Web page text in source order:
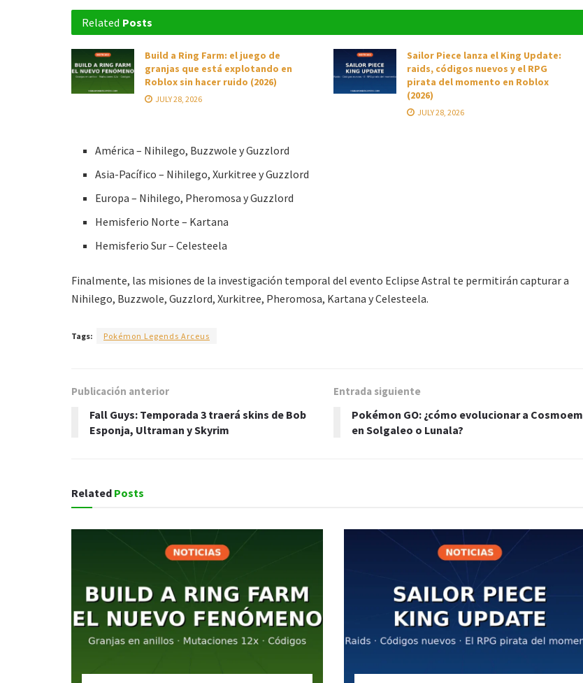
Related Posts
Build a Ring Farm: el juego de
granjas que está explotando en
Roblox sin hacer ruido (2026)
JULY 28, 2026
Sailor Piece lanza el King Update:
raids, códigos nuevos y el RPG
pirata del momento en Roblox
(2026)
JULY 28, 2026
América – Nihilego, Buzzwole y Guzzlord
Asia-Pacífico – Nihilego, Xurkitree y Guzzlord
Europa – Nihilego, Pheromosa y Guzzlord
Hemisferio Norte – Kartana
Hemisferio Sur – Celesteela
Finalmente, las misiones de la investigación temporal del evento Eclipse Astral te permitirán capturar a
Nihilego, Buzzwole, Guzzlord, Xurkitree, Pheromosa, Kartana y Celesteela.
Tags: Pokémon Legends Arceus
Publicación anterior
Fall Guys: Temporada 3 traerá skins de Bob
Esponja, Ultraman y Skyrim
Entrada siguiente
Pokémon GO: ¿cómo evolucionar a Cosmoem
en Solgaleo o Lunala?
Related Posts